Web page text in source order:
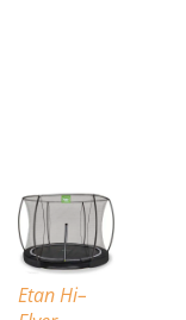
Etan Hi–